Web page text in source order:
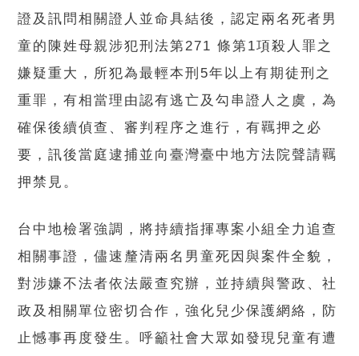
證及訊問相關證人並命具結後，認定兩名死者男
童的陳姓母親涉犯刑法第271 條第1項殺人罪之
嫌疑重大，所犯為最輕本刑5年以上有期徒刑之
重罪，有相當理由認有逃亡及勾串證人之虞，為
確保後續偵查、審判程序之進行，有羈押之必
要，訊後當庭逮捕並向臺灣臺中地方法院聲請羈
押禁見。
台中地檢署強調，將持續指揮專案小組全力追查
相關事證，儘速釐清兩名男童死因與案件全貌，
對涉嫌不法者依法嚴查究辦，並持續與警政、社
政及相關單位密切合作，強化兒少保護網絡，防
止憾事再度發生。呼籲社會大眾如發現兒童有遭